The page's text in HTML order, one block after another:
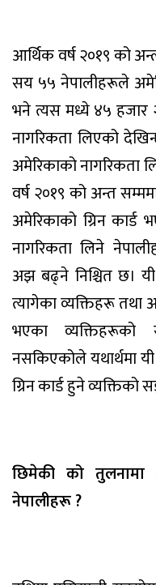
आर्थिक वर्ष २०१९ को
सय ५५ नेपालीहरूले
भने त्यस मध्ये ४५
नागरिकता लिएको
अमेरिकाको नागरिकता
वर्ष २०१९ को अन्त
अमेरिकाको ग्रिन
नागरिकता लिने
अझ बढ्ने निश्चित छ। यी
त्यागेका व्यक्तिहरू तथा
भएका
नसकिएकोले यथार्थमा
ग्रिन कार्ड हुने
छिमेकी को तुलनामा
नेपालीहरू ?